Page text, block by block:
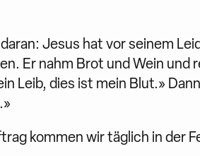
Jesus hat vor seinem
Er nahm Brot und Wein
Leib, dies ist mein Blut.»
kommen wir täglich in der